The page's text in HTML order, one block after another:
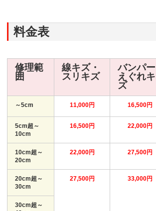
料金表
修理範
囲
線キズ・
スリキズ
バンパー
えぐれキ
ズ
～5cm 11,000円 16,500円
5cm超～
10cm
16,500円 22,000円
10cm超～
20cm
22,000円 27,500円
20cm超～
30cm
27,500円 33,000円
30cm超～